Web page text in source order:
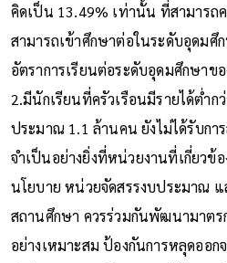
คิดเป็น 13.49% เท่านั้น ที่สามารถ
สามารถเข้าศึกษาต่อในระดับอุดมศึ
อัตราการเรียนต่อระดับอุดมศึกษาข
2.มีนักเรียนที่ครัวเรือนมีรายได้ต่ำก
ประมาณ 1.1 ล้านคน ยังไม่ได้รับก
จำเป็นอย่างยิ่งที่หน่วยงานที่เกี่ยวข้
นโยบาย หน่วยจัดสรรงบประมาณ
สถานศึกษา ควรร่วมกันพัฒนามาตร
อย่างเหมาะสม ป้องกันการหลุดออก